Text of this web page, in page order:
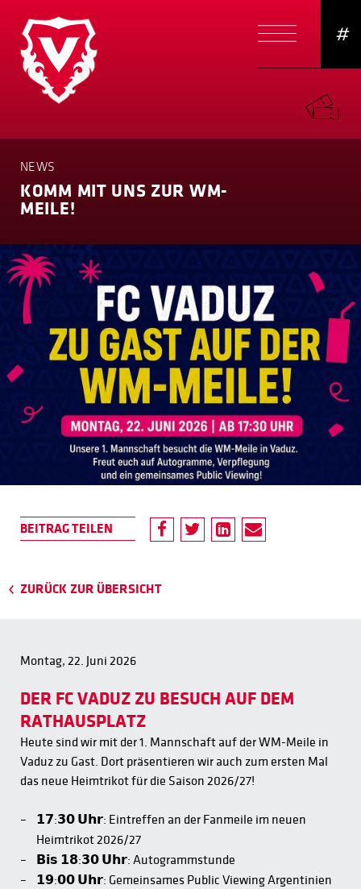
#
NEWS
KOMM MIT UNS ZUR WM-
MEILE!
ZURÜCK ZUR ÜBERSICHT
Montag, 22. Juni 2026
DER FC VADUZ ZU BESUCH AUF DEM
RATHAUSPLATZ
Heute sind wir mit der 1. Mannschaft auf der WM-Meile in
Vaduz zu Gast. Dort präsentieren wir auch zum ersten Mal
das neue Heimtrikot für die Saison 2026/27!
𝟭𝟳:𝟯𝟬 𝗨𝗵𝗿: Eintreffen an der Fanmeile im neuen
Heimtrikot 2026/27
𝗕𝗶𝘀 𝟭𝟴:𝟯𝟬 𝗨𝗵𝗿: Autogrammstunde
𝟭𝟵:𝟬𝟬 𝗨𝗵𝗿: Gemeinsames Public Viewing Argentinien